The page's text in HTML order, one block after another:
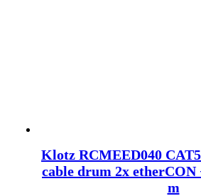
Klotz RCMEED040
cable drum 2x etherCON
m